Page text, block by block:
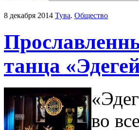
8 декабря 2014 Тува. Общество
танца
во